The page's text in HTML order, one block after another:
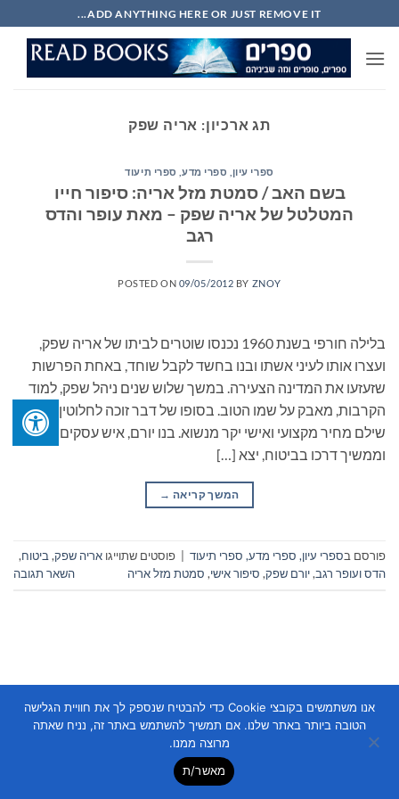
to
content
ADD ANYTHING HERE OR JUST REMOVE IT...
תג ארכיון: אריה שפק
ספרי עיון, ספרי מדע, ספרי תיעוד
בשם האב / סמטת מזל אריה: סיפור חייו
המטלטל של אריה שפק – מאת עופר והדס
רגב
POSTED ON 09/05/2012 BY ZNOY
בלילה חורפי בשנת 1960 נכנסו שוטרים לביתו של אריה שפק,
ועצרו אותו לעיני אשתו ובנו בחשד לקבל שוחד, באחת הפרשות
שזעזעו את המדינה הצעירה. במשך שלוש שנים ניהל שפק, למוד
הקרבות, מאבק על שמו הטוב. בסופו של דבר זוכה לחלוטין, אך
שילם מחיר מקצועי ואישי יקר מנשוא. בנו יורם, איש עסקים
וממשיך דרכו בביטוח, יצא […]
המשך קריאה →
פורסם בספרי עיון, ספרי מדע, ספרי תיעוד פוסטים שתוייגו אריה שפק, ביטוח,
הדס ועופר רגב,יורם שפק, סיפור אישי, סמטת מזל אריה השאר תגובה
Copyright 2026 © Flatsome Theme
אנו משתמשים בקובצי Cookie כדי להבטיח שנספק לך את חוויית הגלישה
הטובה ביותר באתר שלנו. אם תמשיך להשתמש באתר זה, נניח שאתה
מרוצה ממנו.
מאשר/ת